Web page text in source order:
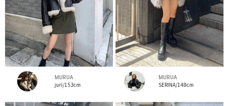
MURUA
juri/153cm
MURUA
SERINA/148cm